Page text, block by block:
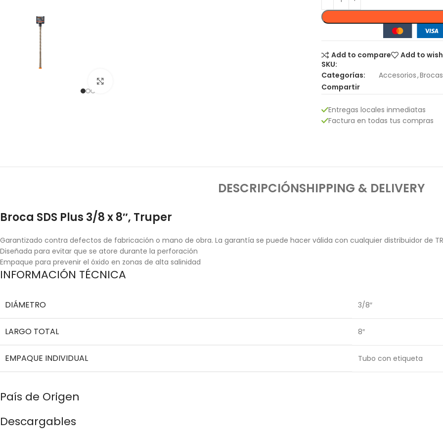
Add to compare
Add to
SKU:
Categorías:
Accesorios,Brocas
Compartir
Entregas locales inmediatas
Factura en todas tus compras
DESCRIPCIÓNSHIPPING & DELIVERY
Broca SDS Plus 3/8 x 8″, Truper
Garantizado contra defectos de fabricación o mano de obra. La garantía se puede hacer válida con cualquier distribuidor de
Diseñada para evitar que se atore durante la perforación
Empaque para prevenir el óxido en zonas de alta salinidad
INFORMACIÓN TÉCNICA
DIÁMETRO 3/8″
LARGO TOTAL 8″
EMPAQUE INDIVIDUAL Tubo con etiqueta
País de Origen
Descargables